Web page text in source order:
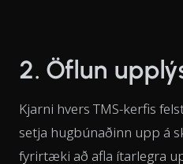
2. Öflun
Kjarni hvers TMS-kerfis
setja hugbúnaðinn upp á
fyrirtæki að afla ítarlegra